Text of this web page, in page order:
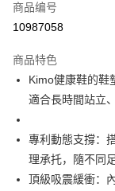
信用卡分期付款
合作金库商业银行
华南商业银行
上海商业储蓄银行
台湾中小企业银行
汇丰（台湾）商业银
联邦商业银行
元大商业银行
超商取货付款
LINE Pay
Apple Pay
街口支付
商品编号
10987058
商品特色
Kimo健康鞋的鞋
適合長時間站立
專利動態支撐：
理承托，隨不同
頂級吸震緩衝：